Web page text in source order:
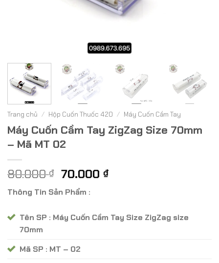
Trang chủ / Hộp Cuốn Thuốc 420 / Máy Cuốn Cầm Tay
Máy Cuốn Cầm Tay ZigZag Size 70mm
– Mã MT 02
80.000₫ Giá
gốc
là:
70.000 ₫Giá
70.000 ₫.
Thông Tin Sản Phẩm :
Tên SP : Máy Cuốn Cầm Tay Size ZigZag size
70mm
Mã SP : MT – 02